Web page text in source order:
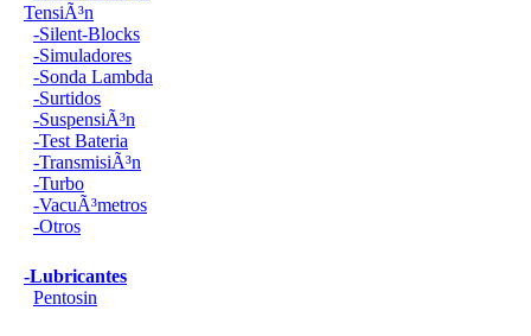
TensiÃ³n
-Silent-Blocks
-Simuladores
-Sonda Lambda
-Surtidos
-SuspensiÃ³n
-Test Bateria
-TransmisiÃ³n
-Turbo
-VacuÃ³metros
-Otros
-Lubricantes
Pentosin